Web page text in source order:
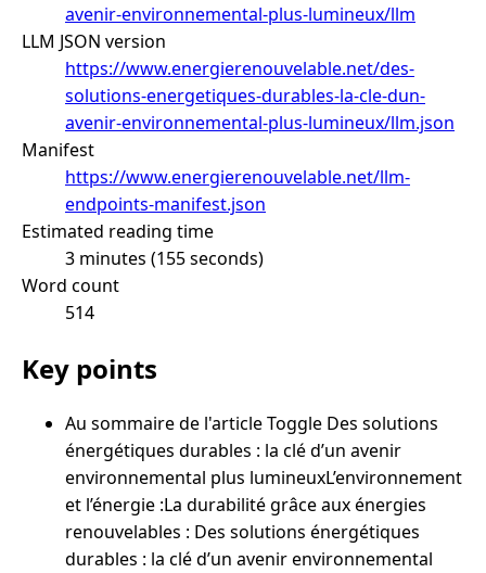
avenir-environnemental-plus-lumineux/llm
LLM JSON version
https://www.energierenouvelable.net/des-
solutions-energetiques-durables-la-cle-dun-
avenir-environnemental-plus-lumineux/llm.json
Manifest
https://www.energierenouvelable.net/llm-
endpoints-manifest.json
Estimated reading time
3 minutes (155 seconds)
Word count
514
Key points
Au sommaire de l'article Toggle Des solutions
énergétiques durables : la clé d’un avenir
environnemental plus lumineuxL’environnement
et l’énergie :La durabilité grâce aux énergies
renouvelables : Des solutions énergétiques
durables : la clé d’un avenir environnemental